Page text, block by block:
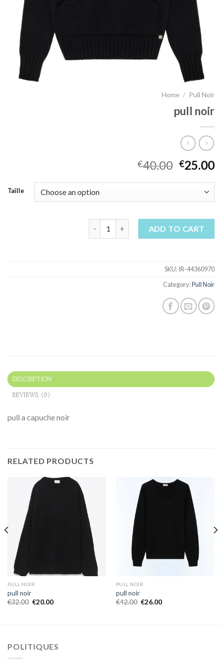
Home / Pull Noir
pull noir
€40.00 €25.00
Taille
ADD TO CART
SKU:IR-44360970
Category:Pull Noir
DESCRIPTION
REVIEWS (0)
pull a capuche noir
RELATED PRODUCTS
PULL NOIR
pull noir
€32.00 €20.00
PULL NOIR
pull noir
€42.00 €26.00
POLITIQUES